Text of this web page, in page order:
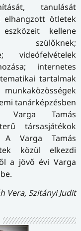
tanulását
elhangzott ötletek
kellene
szülőknek;
videófelvételek
internetes
tartalmak
tanárképzésben
Varga Tamás
társasjátékok
A Varga Tamás
közül elkezdi
a jövő évi Varga
Vera, Szitányi Judit